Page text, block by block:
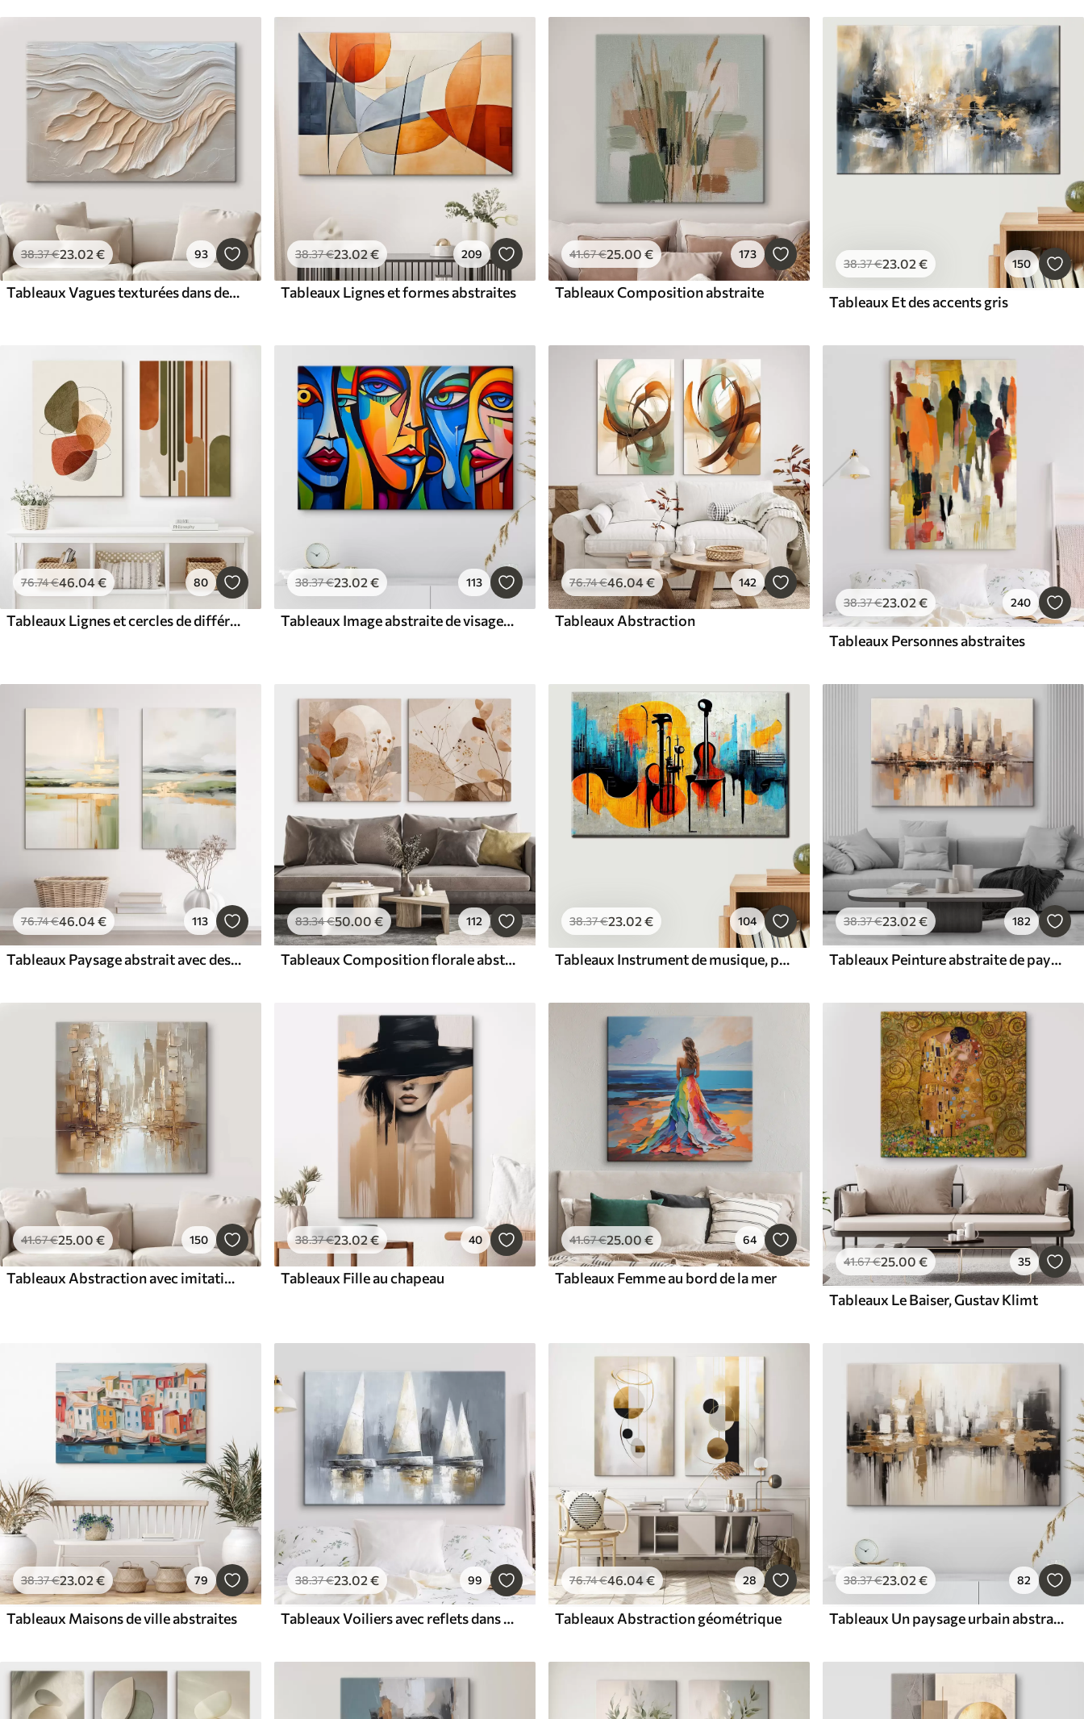
38.37€23.02 € 93
Tableaux Vagues texturées dans des tons doux et discrets
38.37€23.02€ 209
Tableaux Lignes et formes abstraites
41.67€25.00 € 173
Tableaux Composition abstraite
38.37€23.02 € 150
Tableaux Et des accents gris
76.74€46.04€ 80
Tableaux Lignes et cercles de différentes couleurs
38.37€23.02 € 113
Tableaux Image abstraite de visages avec des formes géométriques lumineuses
76.74€46.04€ 142
Tableaux Abstraction
38.37€23.02 € 240
Tableaux Personnes abstraites
76.74€46.04€ 113
Tableaux Paysage abstrait avec des accents jaunes, une composition minimaliste de terre, d'eau et de ciel, avec des couleurs douces
83.34€50.00 € 112
Tableaux Composition florale abstraite en deux parties
38.37€23 .02 € 104
Tableaux Instrument de musique, peinture artistique et peinture
38.37€23.02 € 182
Tableaux Peinture abstraite de paysage urbain avec de grands bâtiments dans des tons de brun, de gris et de blanc, se reflétant dans l'eau
41.67€25.00 € 150
Tableaux Abstraction avec imitation de coups de pinceau
38.37€23.02€ 40
Tableaux Fille au chapeau
41.67€25.00 € 64
Tableaux Femme au bord de la mer
41.67€25.00 € 35
Tableaux Le Baiser, Gustav Klimt
38.37€23.02 € 79
Tableaux Maisons de ville abstraites
38.37€23.02 € 99
Tableaux Voiliers avec reflets dans l'eau, dessin à l'huile, couleurs grises
76.74€46.04€ 28
Tableaux Abstraction géométrique
38.37€23.02 € 82
Tableaux Un paysage urbain abstrait avec des reflets de bâtiments dans l'eau, créé dans des tons neutres avec des accents de tons chauds